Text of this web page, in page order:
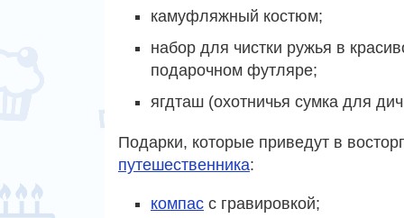
камуфляжный костюм;
набор для чистки ружья в
подарочном футляре;
ягдташ (охотничья сумка для
Подарки, которые приведут в восторг
путешественника:
компас с гравировкой;